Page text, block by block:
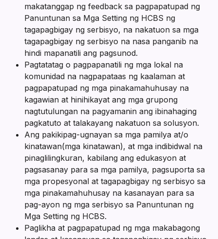
makatanggap ng feedback sa pagpapatupad ng
Panuntunan sa Mga Setting ng HCBS ng
tagapagbigay ng serbisyo, na nakatuon sa mga
tagapagbigay ng serbisyo na nasa panganib na
hindi mapanatili ang pagsunod.
Pagtatatag o pagpapanatili ng mga lokal na
komunidad na nagpapataas ng kaalaman at
pagpapatupad ng mga pinakamahuhusay na
kagawian at hinihikayat ang mga grupong
nagtutulungan na pagyamanin ang ibinahaging
pagkatuto at talakayang nakatuon sa solusyon.
Ang pakikipag-ugnayan sa mga pamilya at/o
kinatawan(mga kinatawan), at mga indibidwal na
pinaglilingkuran, kabilang ang edukasyon at
pagsasanay para sa mga pamilya, pagsuporta sa
mga propesyonal at tagapagbigay ng serbisyo sa
mga pinakamahuhusay na kasanayan para sa
pag-ayon ng mga serbisyo sa Panuntunan ng
Mga Setting ng HCBS.
Paglikha at pagpapatupad ng mga makabagong